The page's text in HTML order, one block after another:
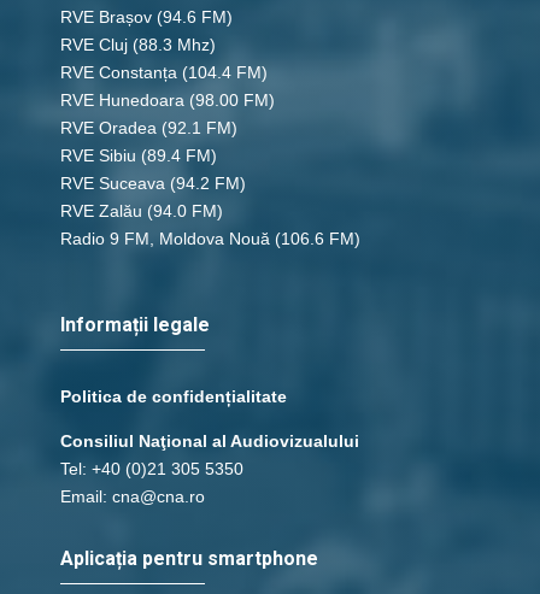
RVE Brașov (94.6 FM)
RVE Cluj (88.3 Mhz)
RVE Constanța (104.4 FM)
RVE Hunedoara (98.00 FM)
RVE Oradea (92.1 FM)
RVE Sibiu (89.4 FM)
RVE Suceava (94.2 FM)
RVE Zalău (94.0 FM)
Radio 9 FM, Moldova Nouă (106.6 FM)
Informații legale
Politica de confidențialitate
Consiliul Naţional al Audiovizualului
Tel: +40 (0)21 305 5350
Email: cna@cna.ro
Aplicația pentru smartphone